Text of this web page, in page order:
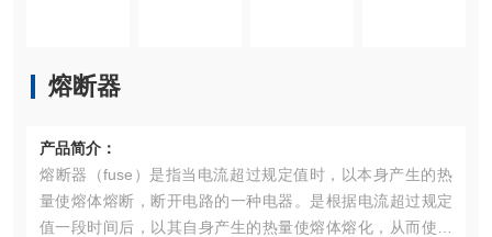
熔断器
产品简介：
熔断器（fuse）是指当电流超过规定值时，以本身产生的热
量使熔体熔断，断开电路的一种电器。是根据电流超过规定
值一段时间后，以其自身产生的热量使熔体熔化，从而使电